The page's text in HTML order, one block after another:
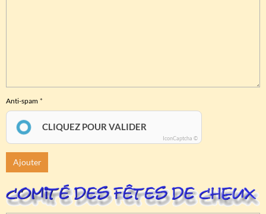
Anti-spam
CLIQUEZ POUR VALIDER
IconCaptcha ©
Ajouter